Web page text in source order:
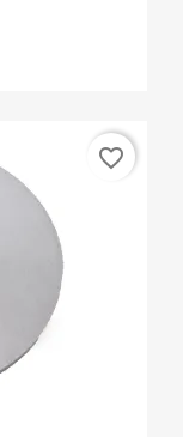
favorite_border